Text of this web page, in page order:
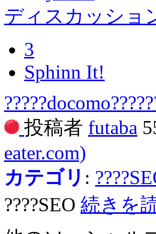
ディスカッショ
3
Sphinn It!
投稿者 futaba
eater.com)
カテゴリ :
????SEO 続きを